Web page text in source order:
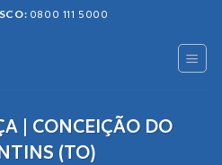
0800 111 5000
| CONCEIÇÃO DO
(TO)